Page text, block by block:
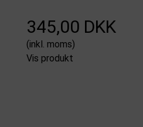
345,00 DKK
(inkl. moms)
Vis produkt